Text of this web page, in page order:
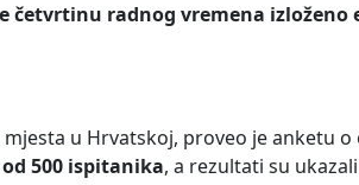
četvrtinu radnog vremena izloženo
u Hrvatskoj, proveo je anketu
500 ispitanika, a rezultati su